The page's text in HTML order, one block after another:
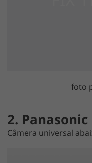
foto
2.
Câmera universal